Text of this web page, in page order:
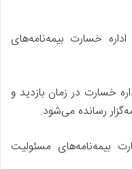
خسارت بیمه‌نامه‌های
خسارت در زمان بازدید و
رسانده می‌شود.
بیمه‌نامه‌های مسئولیت